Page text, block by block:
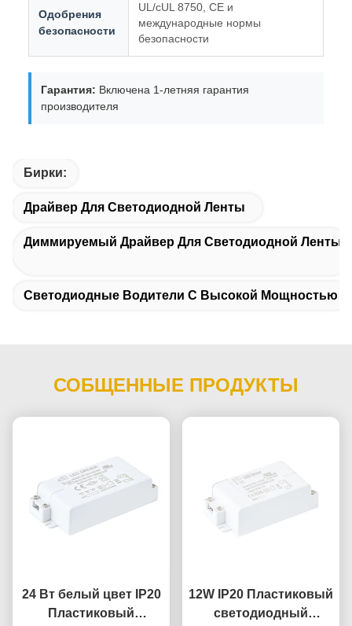
Одобрения
безопасности
UL/cUL 8750, CE и
международные нормы
безопасности
Гарантия: Включена 1-летняя гарантия
производителя
Бирки:
Драйвер Для Светодиодной Ленты
Диммируемый Драйвер Для Светодиодной Ленты
Светодиодные Водители С Высокой Мощностью
СОБЩЕННЫЕ ПРОДУКТЫ
24 Вт белый цвет IP20
Пластиковый
12W IP20 Пластиковый
светодиодный